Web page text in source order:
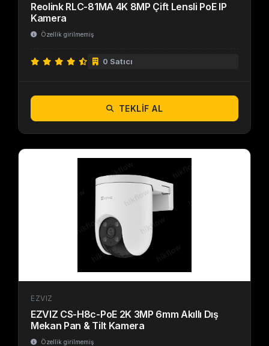
Reolink RLC-81MA 4K 8MP Çift Lensli PoE IP
Kamera
Özellik girilmemiş
0 Satıcı
TEKLIF AL
EZVIZ
EZVIZ CS-H8c-PoE 2K 3MP 6mm Akıllı Dış
Mekan Pan & Tilt Kamera
Özellik girilmemiş